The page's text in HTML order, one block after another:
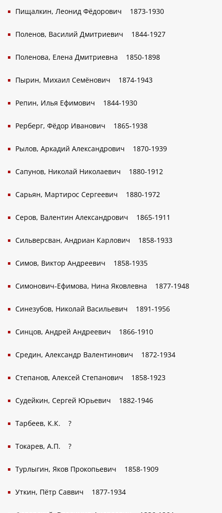
Пищалкин, Леонид Фёдорович 1873-1930
Поленов, Василий Дмитриевич 1844-1927
Поленова, Елена Дмитриевна 1850-1898
Пырин, Михаил Семёнович 1874-1943
Репин, Илья Ефимович 1844-1930
Рерберг, Фёдор Иванович 1865-1938
Рылов, Аркадий Александрович 1870-1939
Сапунов, Николай Николаевич 1880-1912
Сарьян, Мартирос Сергеевич 1880-1972
Серов, Валентин Александрович 1865-1911
Сильверсван, Андриан Карлович 1858-1933
Симов, Виктор Андреевич 1858-1935
Симонович-Ефимова, Нина Яковлевна 1877-1948
Синезубов, Николай Васильевич 1891-1956
Синцов, Андрей Андреевич 1866-1910
Средин, Александр Валентинович 1872-1934
Степанов, Алексей Степанович 1858-1923
Судейкин, Сергей Юрьевич 1882-1946
Тарбеев, К.К. ?
Токарев, А.П. ?
Турлыгин, Яков Прокопьевич 1858-1909
Уткин, Пётр Саввич 1877-1934